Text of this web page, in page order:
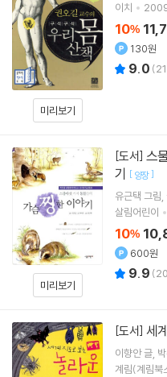
미리보기
이치
10%
130원
9.0 (21
미리보기
[도서]
기 [ 양장]
유근택 그림
살림어린이
10%
600원
9.9 (20
[도서] 세
이향안글
계림(계림북